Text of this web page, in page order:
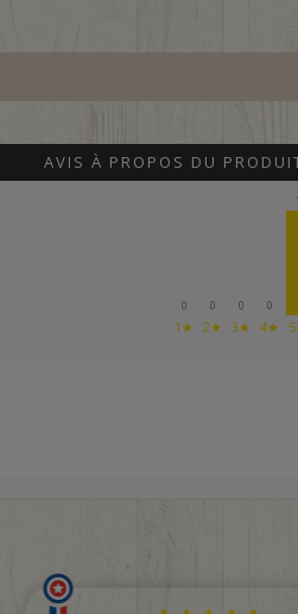
AVIS À PROPOS DU
0
1★
0
2★
0
3★
0
4★
1